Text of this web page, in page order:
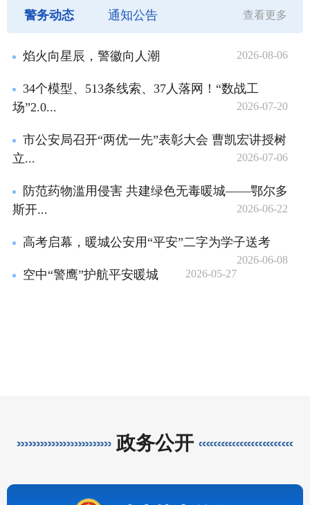
警务动态 通知公告 查看更多
焰火向星辰，警徽向人潮 2026-08-06
34个模型、513条线索、37人落网！“数战工
场”2.0...
2026-07-20
市公安局召开“两优一先”表彰大会 曹凯宏讲授树
立...
2026-07-06
防范药物滥用侵害 共建绿色无毒暖城——鄂尔多
斯开...
2026-06-22
高考启幕，暖城公安用“平安”二字为学子送考
2026-06-08
空中“警鹰”护航平安暖城 2026-05-27
政务公开